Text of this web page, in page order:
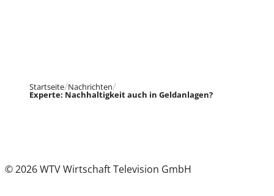
Startseite Nachrichten
Experte: Nachhaltigkeit auch in Geldanlagen?
© 2026 WTV Wirtschaft Television GmbH